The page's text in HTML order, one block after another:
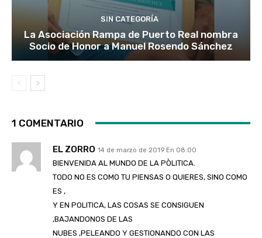
SIN CATEGORÍA
La Asociación Rampa de Puerto Real nombra
Socio de Honor a Manuel Rosendo Sánchez
1 COMENTARIO
EL ZORRO 14 de marzo de 2019 En 08:00
BIENVENIDA AL MUNDO DE LA PÒLITICA.
TODO NO ES COMO TU PIENSAS O QUIERES, SINO COMO
ES ,
Y EN POLITICA, LAS COSAS SE CONSIGUEN
,BAJANDONOS DE LAS
NUBES ,PELEANDO Y GESTIONANDO CON LAS